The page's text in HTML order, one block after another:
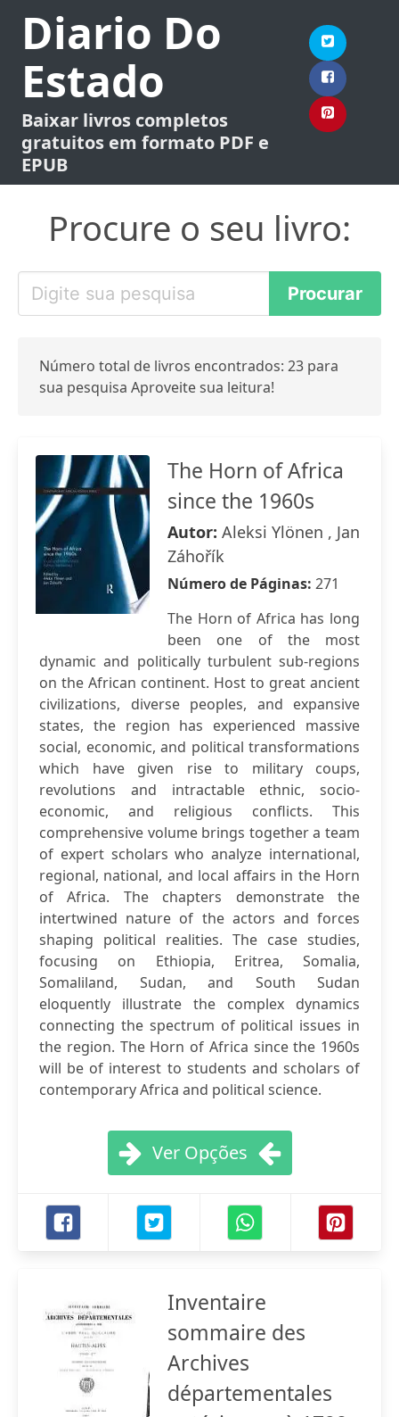
Diario Do
Estado
Baixar livros completos
gratuitos em formato PDF e
EPUB
Procure o seu livro:
Número total de livros encontrados: 23 para
sua pesquisa Aproveite sua leitura!
The Horn of Africa
since the 1960s
Autor: Aleksi Ylönen , Jan
Záhořík
Número de Páginas: 271
The Horn of Africa has long
been one of the most
dynamic and politically turbulent sub-regions
on the African continent. Host to great ancient
civilizations, diverse peoples, and expansive
states, the region has experienced massive
social, economic, and political transformations
which have given rise to military coups,
revolutions and intractable ethnic, socio-
economic, and religious conflicts. This
comprehensive volume brings together a team
of expert scholars who analyze international,
regional, national, and local affairs in the Horn
of Africa. The chapters demonstrate the
intertwined nature of the actors and forces
shaping political realities. The case studies,
focusing on Ethiopia, Eritrea, Somalia,
Somaliland, Sudan, and South Sudan
eloquently illustrate the complex dynamics
connecting the spectrum of political issues in
the region. The Horn of Africa since the 1960s
will be of interest to students and scholars of
contemporary Africa and political science.
Ver Opções
Inventaire
sommaire des
Archives
départementales